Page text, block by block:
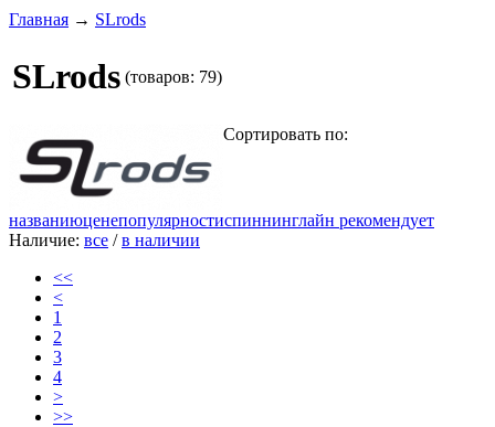
Главная → SLrods
SLrods (товаров: 79)
Сортировать по:
названиюценепопулярностиспиннинглайн рекомендует
Наличие: все /в наличии
<<
<
1
2
3
4
>
>>